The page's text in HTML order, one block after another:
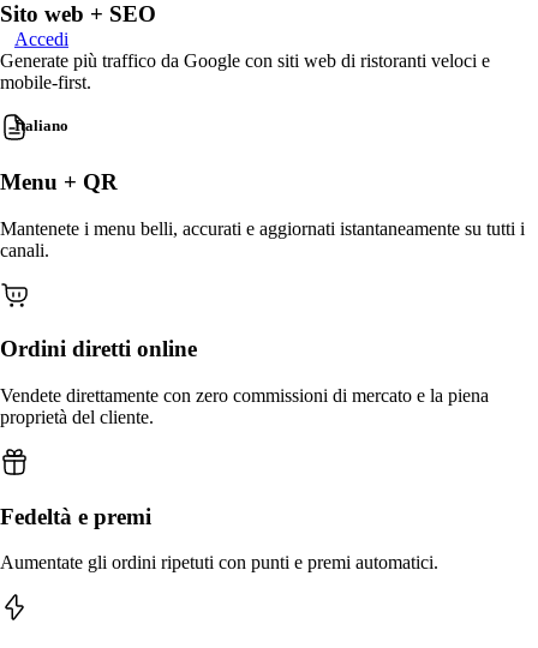
Un agent vocal IA répond au téléphone et prend les
Consegna diretta
Preordini e pianificazione
Collegate Menuella con Stripe, Google, PayPal e altro ancora.
Esplora i principali rilasci e innovazioni di Menuella.
Scarica
Accedi
Italiano
Sito web + SEO
Generate più traffico da Google con siti web di ristoranti veloci e
mobile-first.
Menu + QR
Mantenete i menu belli, accurati e aggiornati istantaneamente su tutti i
canali.
Ordini diretti online
Vendete direttamente con zero commissioni di mercato e la piena
proprietà del cliente.
Fedeltà e premi
Aumentate gli ordini ripetuti con punti e premi automatici.